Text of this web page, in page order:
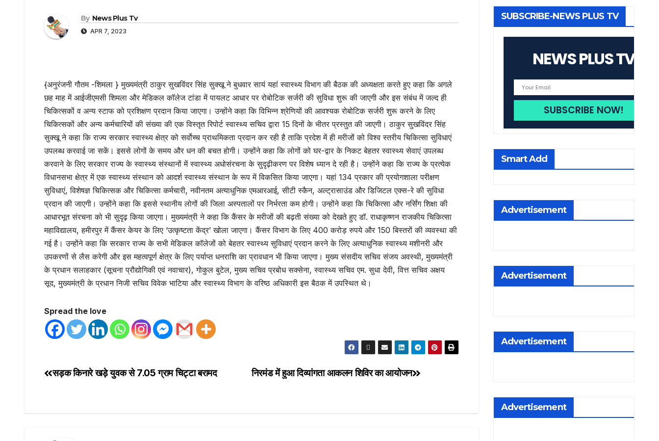
By News Plus Tv
APR 7, 2023
{अनुरंजनी गौतम -शिमला } मुख्यमंत्री ठाकुर सुखविंदर सिंह सुक्खू ने बुधवार सायं यहां स्वास्थ्य विभाग की बैठक की अध्यक्षता करते हुए कहा कि अगले
छह माह में आईजीएमसी शिमला और मेडिकल कॉलेज टांडा में पायलट आधार पर रोबोटिक सर्जरी की सुविधा शुरू की जाएगी और इस संबंध में जल्द ही
चिकित्सकों व अन्य स्टाफ को प्रशिक्षण प्रदान किया जाएगा। उन्होंने कहा कि विभिन्न श्रेणियों की आवश्यक रोबोटिक सर्जरी शुरू करने के लिए
चिकित्सकों और अन्य कर्मचारियों की संख्या की एक विस्तृत रिपोर्ट स्वास्थ्य सचिव द्वारा 15 दिनों के भीतर प्रस्तुत की जाएगी। ठाकुर सुखविंदर सिंह
सुक्खू ने कहा कि राज्य सरकार स्वास्थ्य क्षेत्र को सर्वोच्च प्राथमिकता प्रदान कर रही है ताकि प्रदेश में ही मरीजों को विश्व स्तरीय चिकित्सा सुविधाएं
उपलब्ध करवाई जा सकें। इससे लोगों के समय और धन की बचत होगी। उन्होंने कहा कि लोगों को घर-द्वार के निकट बेहतर स्वास्थ्य सेवाएं उपलब्ध
करवाने के लिए सरकार राज्य के स्वास्थ्य संस्थानों में स्वास्थ्य अधोसंरचना के सुदृढ़ीकरण पर विशेष ध्यान दे रही है। उन्होंने कहा कि राज्य के प्रत्येक
विधानसभा क्षेत्र में एक स्वास्थ्य संस्थान को आदर्श स्वास्थ्य संस्थान के रूप में विकसित किया जाएगा। यहां 134 प्रकार की प्रयोगशाला परीक्षण
सुविधाएं, विशेषज्ञ चिकित्सक और चिकित्सा कर्मचारी, नवीनतम अत्याधुनिक एमआरआई, सीटी स्कैन, अल्ट्रासाउंड और डिजिटल एक्स-रे की सुविधा
प्रदान की जाएगी। उन्होंने कहा कि इससे स्थानीय लोगों की जिला अस्पतालों पर निर्भरता कम होगी। उन्होंने कहा कि चिकित्सा और नर्सिंग शिक्षा की
आधारभूत संरचना को भी सुदृढ़ किया जाएगा। मुख्यमंत्री ने कहा कि कैंसर के मरीजों की बढ़ती संख्या को देखते हुए डॉ. राधाकृष्णन राजकीय चिकित्सा
महाविद्यालय, हमीरपुर में कैंसर केयर के लिए ‘उत्कृष्टता केंद्र’ खोला जाएगा। कैंसर विभाग के लिए 400 करोड़ रुपये और 150 बिस्तरों की व्यवस्था की
गई है। उन्होंने कहा कि सरकार राज्य के सभी मेडिकल कॉलेजों को बेहतर स्वास्थ्य सुविधाएं प्रदान करने के लिए अत्याधुनिक स्वास्थ्य मशीनरी और
उपकरणों से लैस करेगी और इस महत्वपूर्ण क्षेत्र के लिए पर्याप्त धनराशि का प्रावधान भी किया जाएगा। मुख्य संसदीय सचिव संजय अवस्थी, मुख्यमंत्री
के प्रधान सलाहकार (सूचना प्रौद्योगिकी एवं नवाचार), गोकुल बुटेल, मुख्य सचिव प्रबोध सक्सेना, स्वास्थ्य सचिव एम. सुधा देवी, वित्त सचिव अक्षय
सूद, मुख्यमंत्री के प्रधान निजी सचिव विवेक भाटिया और स्वास्थ्य विभाग के वरिष्ठ अधिकारी इस बैठक में उपस्थित थे।
Spread the love
निरमंड में हुआ दिव्यांगता आकलन शिविर का आयोजन
सड़क किनारे खड़े युवक से 7.05 ग्राम चिट्टा बरामद
SUBSCRIBE-NEWS PLUS TV
NEWS PLUS TV
Smart Add
Advertisement
Advertisement
Advertisement
Advertisement